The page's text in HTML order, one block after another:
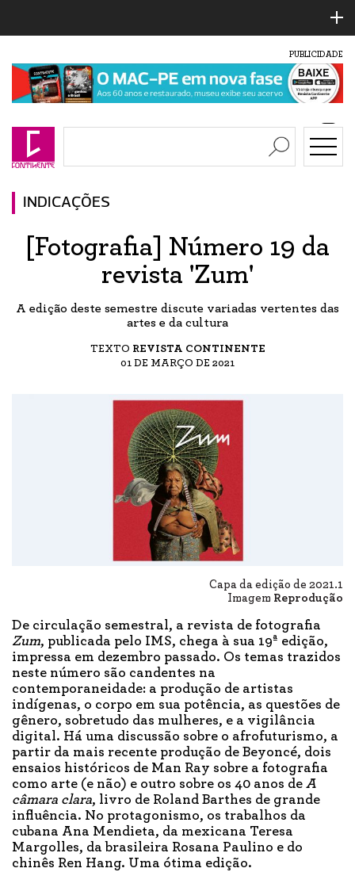
PUBLICIDADE
INDICAÇÕES
[Fotografia] Número 19 da
revista 'Zum'
A edição deste semestre discute variadas vertentes das
artes e da cultura
TEXTO REVISTA CONTINENTE
01 DE MARÇO DE 2021
Capa da edição de 2021.1
Imagem Reprodução
De circulação semestral, a revista de fotografia
Zum, publicada pelo IMS, chega à sua 19ª edição,
impressa em dezembro passado. Os temas trazidos
neste número são candentes na
contemporaneidade: a produção de artistas
indígenas, o corpo em sua potência, as questões de
gênero, sobretudo das mulheres, e a vigilância
digital. Há uma discussão sobre o afrofuturismo, a
partir da mais recente produção de Beyoncé, dois
ensaios históricos de Man Ray sobre a fotografia
como arte (e não) e outro sobre os 40 anos de A
câmara clara, livro de Roland Barthes de grande
influência. No protagonismo, os trabalhos da
cubana Ana Mendieta, da mexicana Teresa
Margolles, da brasileira Rosana Paulino e do
chinês Ren Hang. Uma ótima edição.